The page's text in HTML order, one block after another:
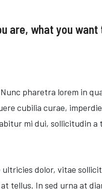
are, what you
pharetra lorem in
cubilia curae,
mi dui, sollicitudin a
dolor, vitae
tellus. In sed urna at